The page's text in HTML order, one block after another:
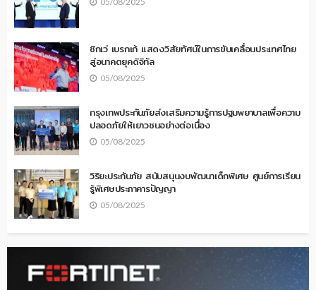
ซิกเว่ เบรกเก้ แสดงวิสัยทัศน์ในการขับเคลื่อนประเทศไทย
สู่อนาคตยุคดิจิทัล
05/08/2025
กรุงเทพประกันภัยส่งเสริมความรู้การปฐมพยาบาลเพื่อความ
ปลอดภัยให้เยาวชนอย่างต่อเนื่อง
05/08/2025
วิริยะประกันภัย สนับสนุนงบพัฒนาเด็กพิเศษ ศูนย์การเรียน
รู้พิเศษประภาคารปัญญา
05/08/2025